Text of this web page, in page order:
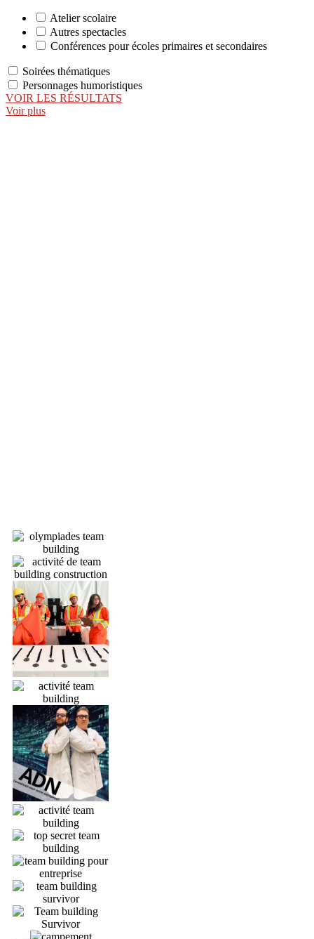
Atelier scolaire
Autres spectacles
Conférences pour écoles primaires et secondaires
Soirées thématiques
Personnages humoristiques
VOIR LES RÉSULTATS
Voir plus